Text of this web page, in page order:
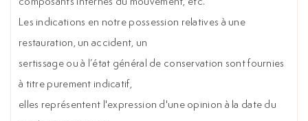
Les indications en notre possession relatives à une
restauration, un accident, un
sertissage ou à l’état général de conservation sont fournies
à titre purement indicatif,
elles représentent l'expression d'une opinion à la date du